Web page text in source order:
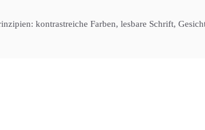
kontrastreiche Farben, lesbare Schrift,